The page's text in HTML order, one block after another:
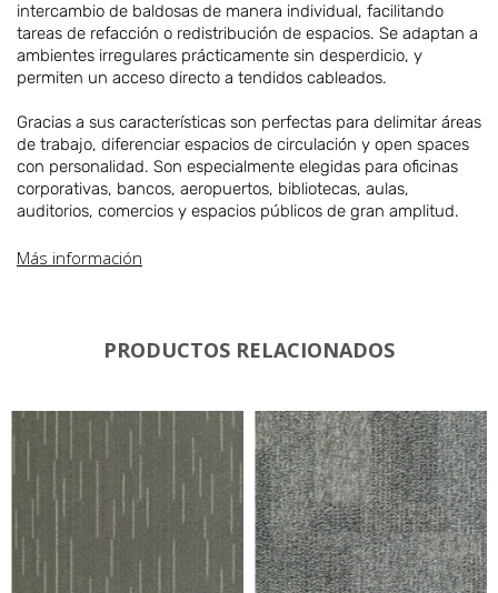
intercambio de baldosas de manera individual, facilitando
tareas de refacción o redistribución de espacios. Se adaptan a
ambientes irregulares prácticamente sin desperdicio, y
permiten un acceso directo a tendidos cableados.
Gracias a sus características son perfectas para delimitar áreas
de trabajo, diferenciar espacios de circulación y open spaces
con personalidad. Son especialmente elegidas para oficinas
corporativas, bancos, aeropuertos, bibliotecas, aulas,
auditorios, comercios y espacios públicos de gran amplitud.
Más información
PRODUCTOS RELACIONADOS